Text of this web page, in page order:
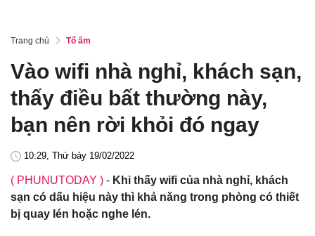
Trang chủ Tổ ấm
Vào wifi nhà nghỉ, khách sạn,
thấy điều bất thường này,
bạn nên rời khỏi đó ngay
10:29, Thứ bảy 19/02/2022
( PHUNUTODAY ) - Khi thấy wifi của nhà nghỉ, khách
sạn có dấu hiệu này thì khả năng trong phòng có thiết
bị quay lén hoặc nghe lén.